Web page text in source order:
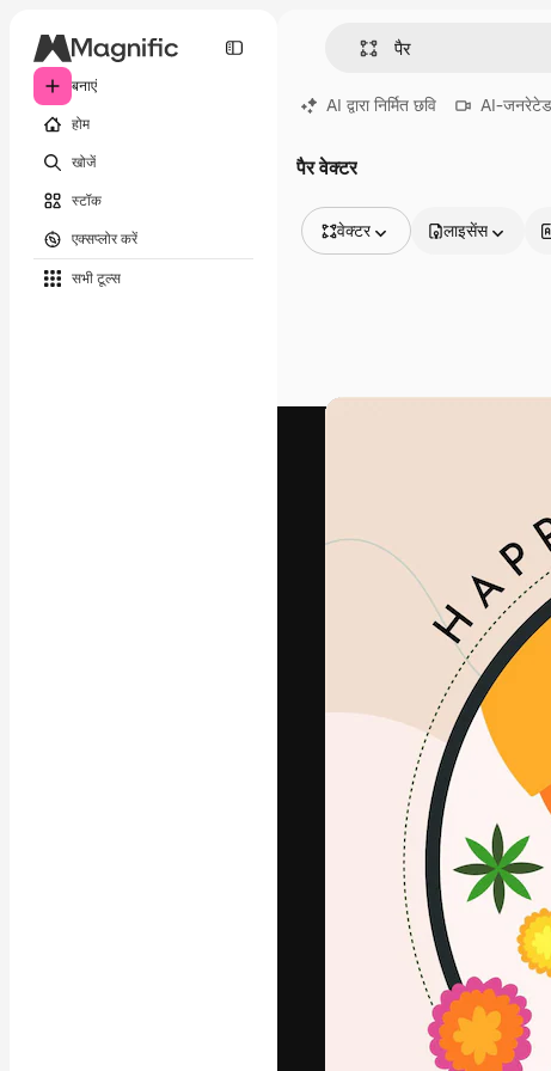
बनाएं
होम
खोजें
स्टॉक
एक्सप्लोर करें
सभी टूल्‍स
AI द्वारा निर्मित छवि AI-जनरेटेड
पैर वेक्टर
वेक्टर
वीडियो
लाइसेंस
अपने बेहतरीन काम को
क्रिएटिव,
मिलियन से ज़्यादा
हिन्दी
Copyright © 2010-